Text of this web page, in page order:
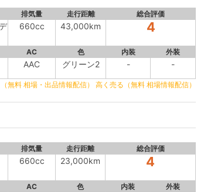
排気量 走行距離 総合評価
660cc 43,000km 4
AC 色 内装 外装
AAC グリーン2 - -
無料 相場・出品情報配信） 高く売る（無料 相場情報配信）
排気量 走行距離 総合評価
660cc 23,000km 4
AC 色 内装 外装